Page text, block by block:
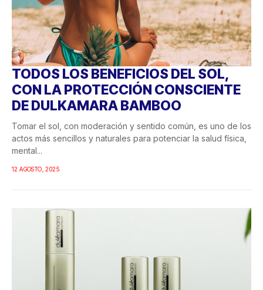
TODOS LOS BENEFICIOS DEL SOL,
CON LA PROTECCIÓN CONSCIENTE
DE DULKAMARA BAMBOO
Tomar el sol, con moderación y sentido común, es uno de los
actos más sencillos y naturales para potenciar la salud física,
mental...
12 AGOSTO, 2025